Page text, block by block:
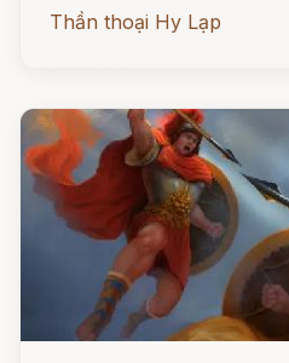
Thần thoại Hy Lạp